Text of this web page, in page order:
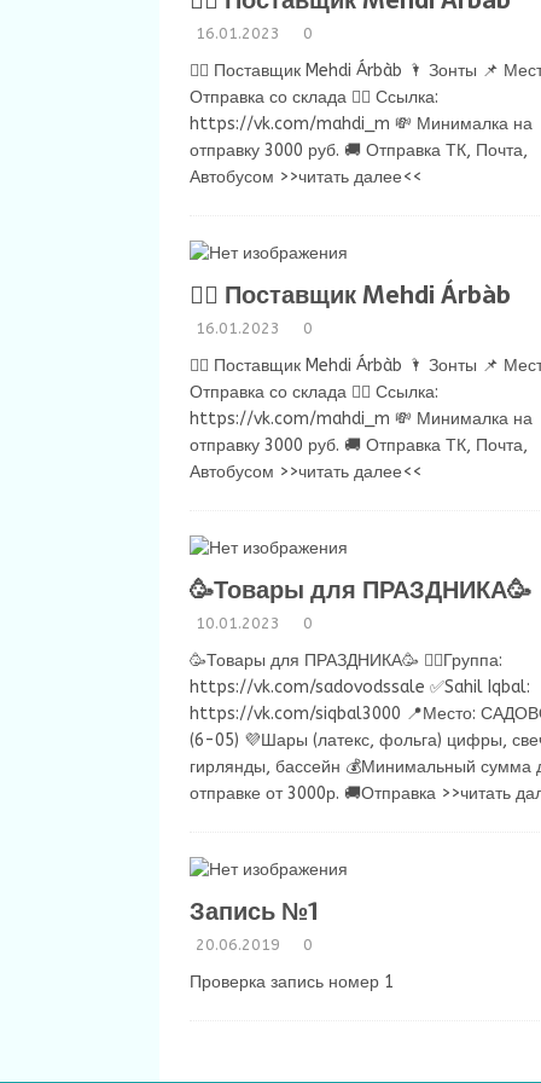
16.01.2023 0
💁‍♂ Поставщик Mehdi Árbàb 🌂 Зонты 📌
Отправка со склада 👉🏻 Ссылка:
https://vk.com/mahdi_m 💸 Минималка на
отправку 3000 руб. 🚚 Отправка ТК, Почта,
Автобусом >>читать далее<<
💁‍♂ Поставщик Mehdi Árbàb
16.01.2023 0
💁‍♂ Поставщик Mehdi Árbàb 🌂 Зонты 📌
Отправка со склада 👉🏻 Ссылка:
https://vk.com/mahdi_m 💸 Минималка на
отправку 3000 руб. 🚚 Отправка ТК, Почта,
Автобусом >>читать далее<<
🥳Товары для ПРАЗДНИКА🥳
10.01.2023 0
🥳Товары для ПРАЗДНИКА🥳 👉🏻Группа:
https://vk.com/sadovodssale ✅Sahil Iqbal:
https://vk.com/siqbal3000 📍Место:
(6-05) 💜Шары (латекс, фольга) цифры,
гирлянды, бассейн 💰Минимальный сумма
отправке от 3000р. 🚚Отправка >>читать
Запись №1
20.06.2019 0
Проверка запись номер 1